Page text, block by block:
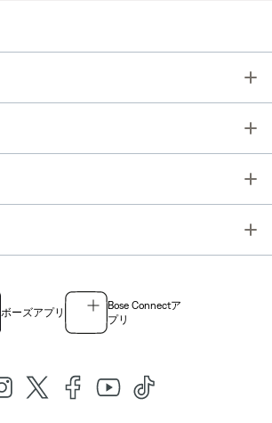
ボーズアプリ
Bose Connectア
プリ